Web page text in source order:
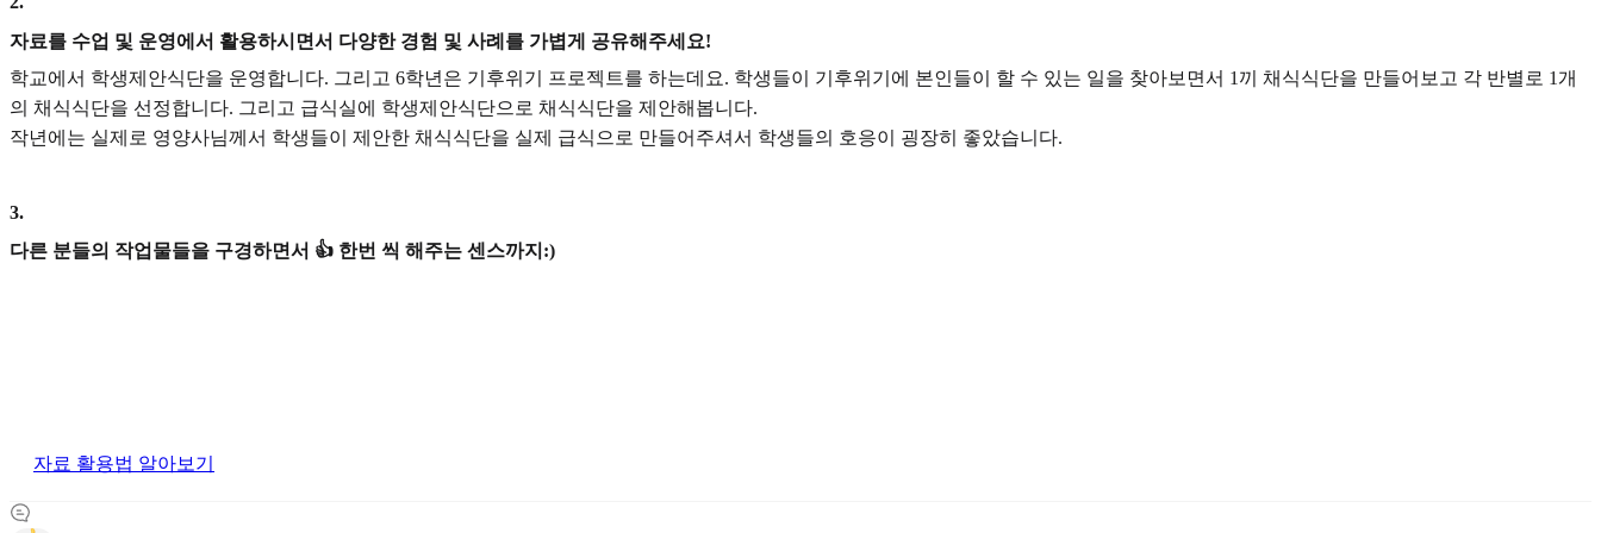
자료를 수업 및 운영에서 활용하시면서 다양한 경험 및 사례를 가볍게 공유해주세요!
학교에서 학생제안식단을 운영합니다. 그리고 6학년은 기후위기 프로젝트를 하는데요. 학생들이 기후위기에 본인들이 할 수 있는 일을 찾아보면서 1끼 채식식단을 만들어보고 각 반별로 1개
의 채식식단을 선정합니다. 그리고 급식실에 학생제안식단으로 채식식단을 제안해봅니다.
작년에는 실제로 영양사님께서 학생들이 제안한 채식식단을 실제 급식으로 만들어주셔서 학생들의 호응이 굉장히 좋았습니다.
3.
다른 분들의 작업물들을 구경하면서 👍 한번 씩 해주는 센스까지:)
자료 활용법 알아보기